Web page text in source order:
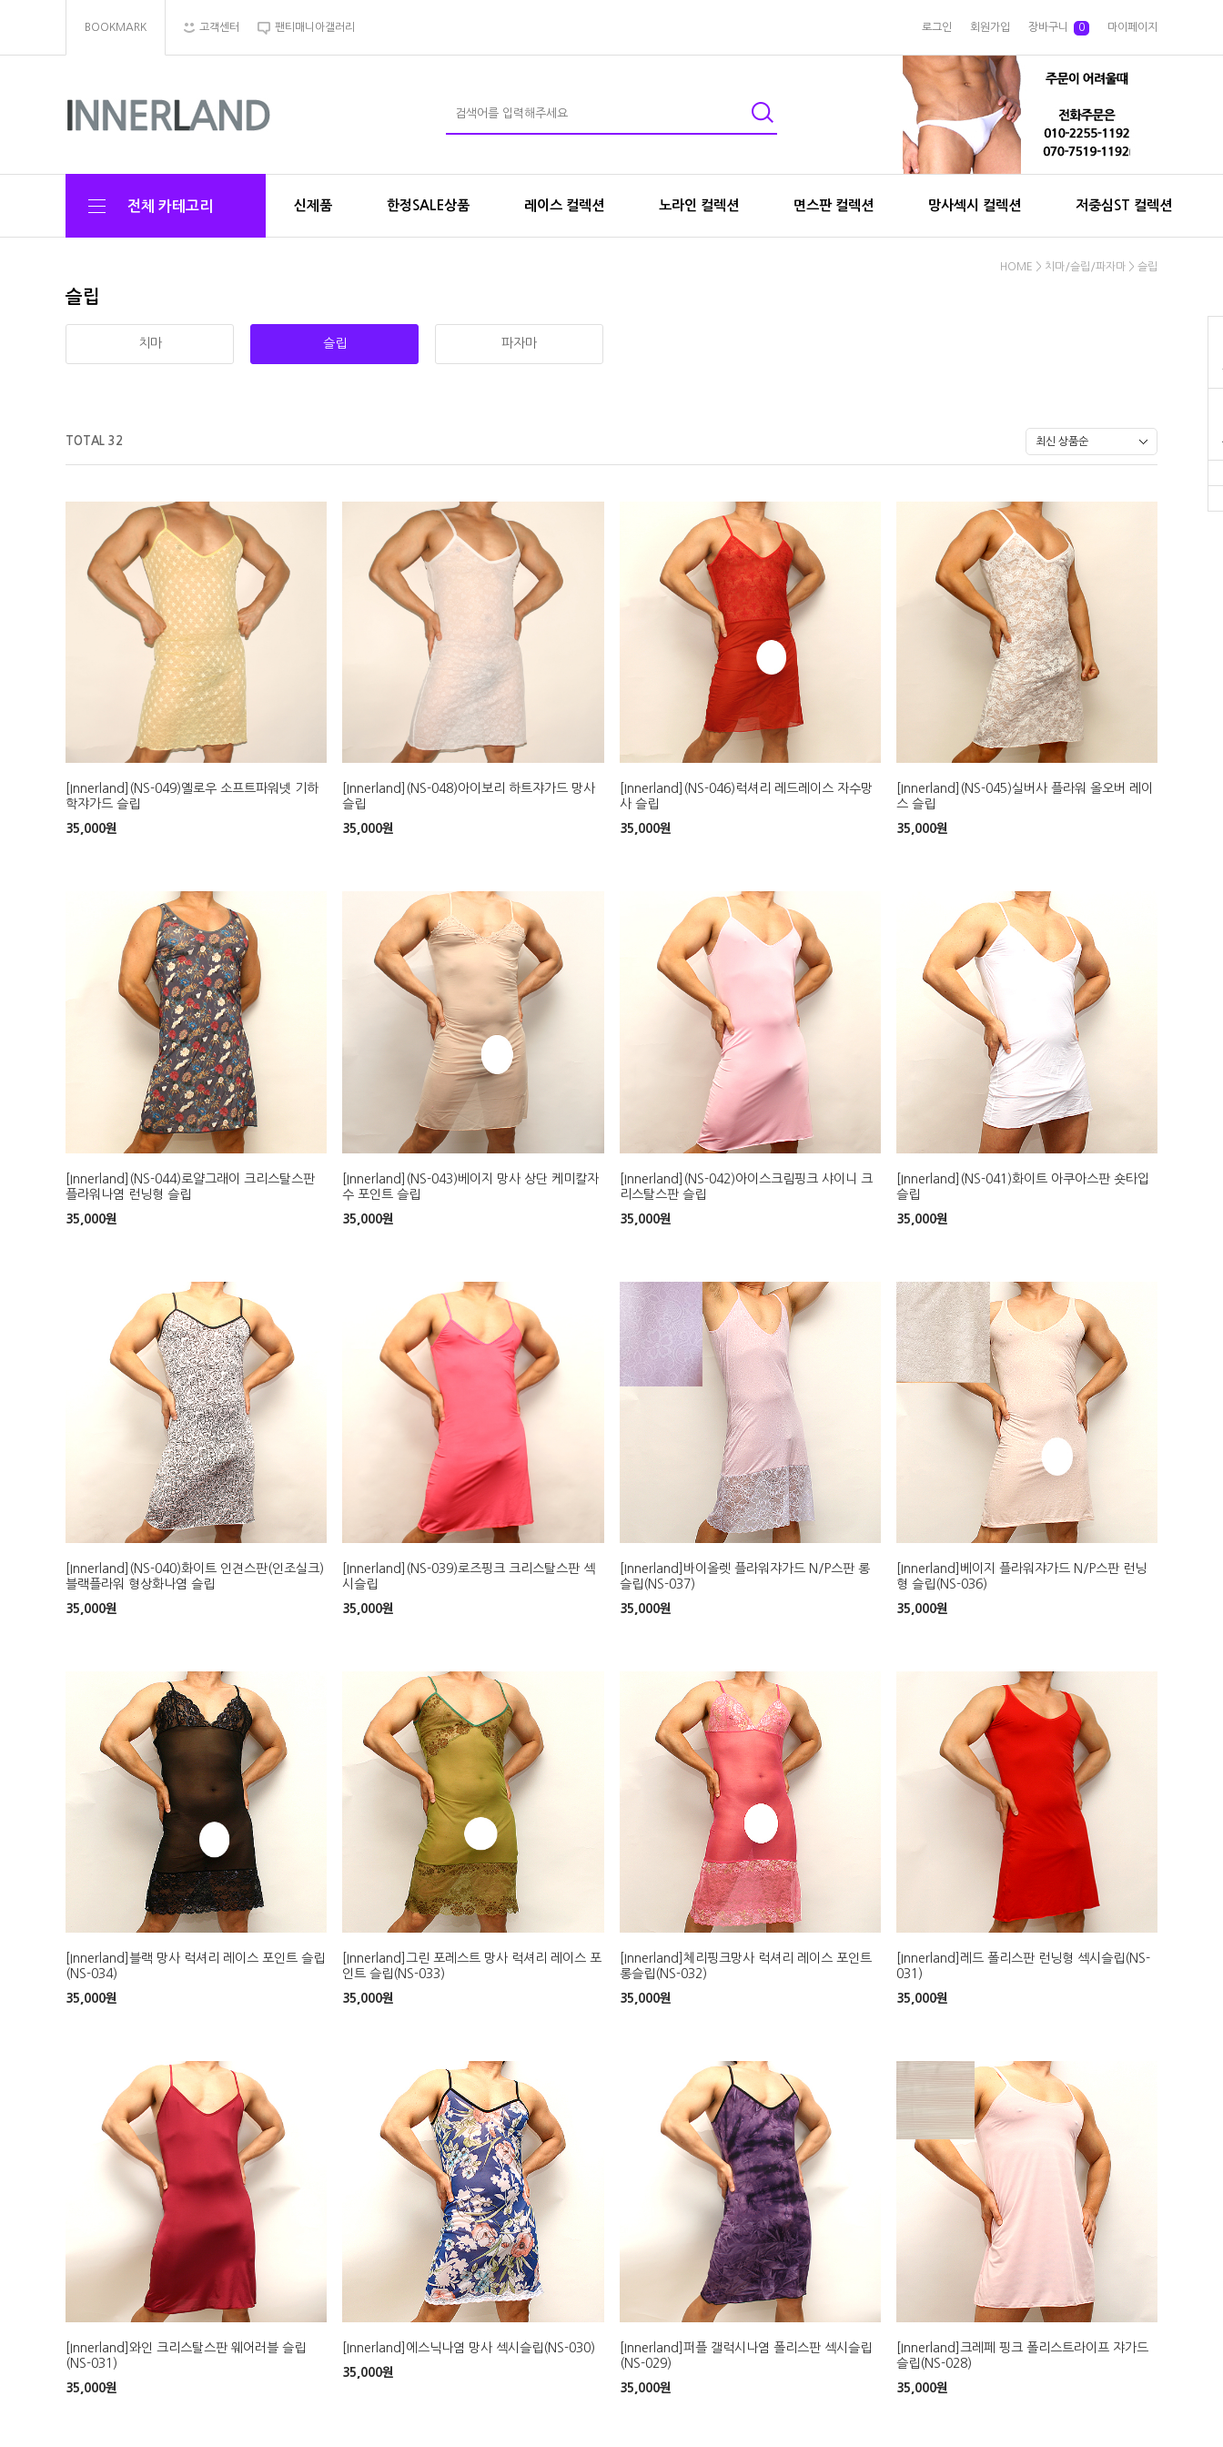
BOOKMARK 고객센터 팬티매니아갤러리 로그인 회원가입 장바구니 0 마이페이지
전체 카테고리 신제품 한정SALE상품 레이스 컬렉션 노라인 컬렉션 면스판 컬렉션 망사섹시 컬렉션 저중심ST 컬렉션
HOME > 치마/슬립/파자마 > 슬립
슬립
치마 슬립 파자마
TOTAL 32
[Innerland](NS-049)옐로우 소프트파워넷 기하
학쟈가드 슬립
35,000원
[Innerland](NS-048)아이보리 하트쟈가드 망사
슬립
35,000원
[Innerland](NS-046)럭셔리 레드레이스 자수망
사 슬립
35,000원
[Innerland](NS-045)실버사 플라워 올오버 레이
스 슬립
35,000원
[Innerland](NS-044)로얄그래이 크리스탈스판
플라워나염 런닝형 슬립
35,000원
[Innerland](NS-043)베이지 망사 상단 케미칼자
수 포인트 슬립
35,000원
[Innerland](NS-042)아이스크림핑크 샤이니 크
리스탈스판 슬립
35,000원
[Innerland](NS-041)화이트 아쿠아스판 숏타입
슬립
35,000원
[Innerland](NS-040)화이트 인견스판(인조실크)
블랙플라워 형상화나염 슬립
35,000원
[Innerland](NS-039)로즈핑크 크리스탈스판 섹
시슬립
35,000원
[Innerland]바이올렛 플라워쟈가드 N/P스판 롱
슬립(NS-037)
35,000원
[Innerland]베이지 플라워쟈가드 N/P스판 런닝
형 슬립(NS-036)
35,000원
[Innerland]블랙 망사 럭셔리 레이스 포인트 슬립
(NS-034)
35,000원
[Innerland]그린 포레스트 망사 럭셔리 레이스 포
인트 슬립(NS-033)
35,000원
[Innerland]체리핑크망사 럭셔리 레이스 포인트
롱슬립(NS-032)
35,000원
[Innerland]레드 폴리스판 런닝형 섹시슬립(NS-
031)
35,000원
[Innerland]와인 크리스탈스판 웨어러블 슬립
(NS-031)
35,000원
[Innerland]에스닉나염 망사 섹시슬립(NS-030)
35,000원
[Innerland]퍼플 갤럭시나염 폴리스판 섹시슬립
(NS-029)
35,000원
[Innerland]크레페 핑크 폴리스트라이프 쟈가드
슬립(NS-028)
35,000원